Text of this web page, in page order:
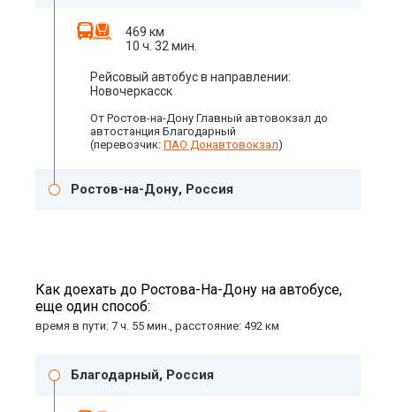
469 км
10 ч. 32 мин.
Рейсовый автобус в направлении:
Новочеркасск
От Ростов-на-Дону Главный автовокзал до
автостанция Благодарный
(перевозчик: ПАО Донавтовокзал)
Ростов-на-Дону, Россия
Как доехать до Ростова-На-Дону на автобусе,
еще один способ:
время в пути: 7 ч. 55 мин., расстояние: 492 км
Благодарный, Россия